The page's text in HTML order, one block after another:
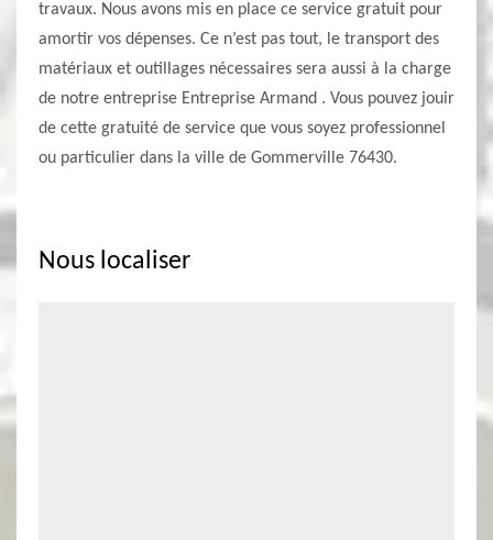
travaux. Nous avons mis en place ce service gratuit pour
amortir vos dépenses. Ce n’est pas tout, le transport des
matériaux et outillages nécessaires sera aussi à la charge
de notre entreprise Entreprise Armand . Vous pouvez jouir
de cette gratuité de service que vous soyez professionnel
ou particulier dans la ville de Gommerville 76430.
Nous localiser